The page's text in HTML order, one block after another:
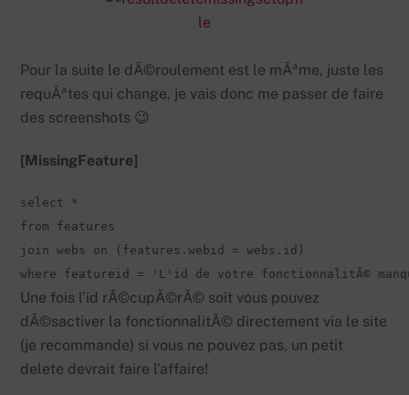
Pour la suite le dÃ©roulement est le mÃªme, juste les
requÃªtes qui change, je vais donc me passer de faire
des screenshots 😉
[MissingFeature]
select *
from features
join webs on (features.webid = webs.id)
where featureid = 'L'id de votre fonctionnalitÃ©
Une fois l’id rÃ©cupÃ©rÃ© soit vous pouvez
dÃ©sactiver la fonctionnalitÃ© directement via le site
(je recommande) si vous ne pouvez pas, un petit
delete devrait faire l’affaire!